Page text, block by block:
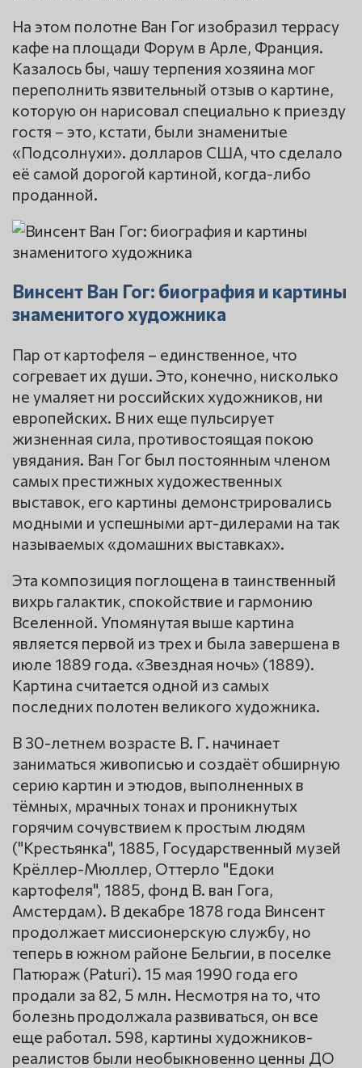
На этом полотне Ван Гог изобразил террасу
кафе на площади Форум в Арле, Франция.
Казалось бы, чашу терпения хозяина мог
переполнить язвительный отзыв о картине,
которую он нарисовал специально к приезду
гостя – это, кстати, были знаменитые
«Подсолнухи». долларов США, что сделало
её самой дорогой картиной, когда-либо
проданной.
Винсент Ван Гог: биография и картины
знаменитого художника
Пар от картофеля – единственное, что
согревает их души. Это, конечно, нисколько
не умаляет ни российских художников, ни
европейских. В них еще пульсирует
жизненная сила, противостоящая покою
увядания. Ван Гог был постоянным членом
самых престижных художественных
выставок, его картины демонстрировались
модными и успешными арт-дилерами на так
называемых «домашних выставках».
Эта композиция поглощена в таинственный
вихрь галактик, спокойствие и гармонию
Вселенной. Упомянутая выше картина
является первой из трех и была завершена в
июле 1889 года. «Звездная ночь» (1889).
Картина считается одной из самых
последних полотен великого художника.
В 30-летнем возрасте В. Г. начинает
заниматься живописью и создаёт обширную
серию картин и этюдов, выполненных в
тёмных, мрачных тонах и проникнутых
горячим сочувствием к простым людям
("Крестьянка", 1885, Государственный музей
Крёллер-Мюллер, Оттерло "Едоки
картофеля", 1885, фонд В. ван Гога,
Амстердам). В декабре 1878 года Винсент
продолжает миссионерскую службу, но
теперь в южном районе Бельгии, в поселке
Патюраж (Paturi). 15 мая 1990 года его
продали за 82, 5 млн. Несмотря на то, что
болезнь продолжала развиваться, он все
еще работал. 598, картины художников-
реалистов были необыкновенно ценны ДО